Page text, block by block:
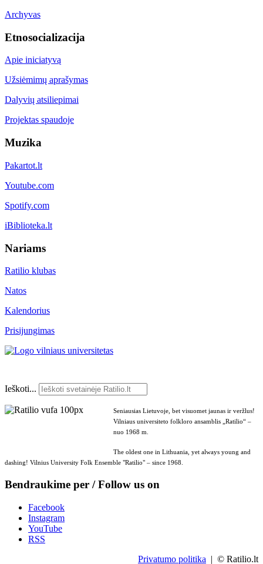
Archyvas
Etnosocializacija
Apie iniciatyvą
Užsiėmimų aprašymas
Dalyvių atsiliepimai
Projektas spaudoje
Muzika
Pakartot.lt
Youtube.com
Spotify.com
iBiblioteka.lt
Nariams
Ratilio klubas
Natos
Kalendorius
Prisijungimas
Ieškoti...
Seniausias Lietuvoje, bet visuomet jaunas ir veržlus!
Vilniaus universiteto folkloro ansamblis „Ratilio“ –
nuo 1968 m.
The oldest one in Lithuania, yet always young and
dashing! Vilnius University Folk Ensemble "Ratilio" – since 1968.
Bendraukime per / Follow us on
Facebook
Instagram
YouTube
RSS
Privatumo politika | © Ratilio.lt